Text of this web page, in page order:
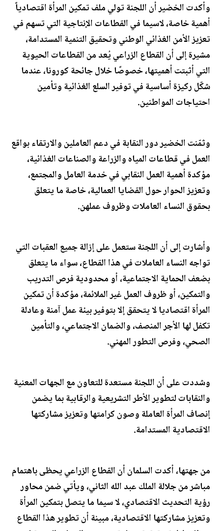
وأكدت الخضير أن اللجنة تولي ملف تمكين المرأة اقتصادياً
أهمية خاصة، لاسيما في القطاعات الإنتاجية التي تسهم في
تعزيز الأمن الغذائي الوطني وتحقيق التنمية المستدامة،
مشيرة إلى أن القطاع الزراعي يُعد من القطاعات الحيوية
التي أثبتت أهميتها، خصوصًا خلال جائحة كورونا، عندما
شكّل ركيزة أساسية في توفير السلع الغذائية وتأمين
احتياجات المواطنين.
وثمّنت الخضير دور النقابة في دعم العاملين والارتقاء بواقع
العمل في قطاعات المياه والزراعة والصناعات الغذائية،
مؤكدة أهمية العمل النقابي في خدمة العامل والمجتمع،
وتعزيز الحوار حول القضايا العمالية، خاصة ما يتعلق
بحقوق النساء العاملات وظروف عملهن.
وأشارت إلى أن اللجنة ستعمل على إزالة جميع العقبات التي
تواجه النساء العاملات في هذا القطاع، سواء ما يتعلق
بضعف الحماية الاجتماعية، أو محدودية فرص التدريب
والتمكين، أو ظروف العمل غير الملائمة، مؤكدة أن تمكين
المرأة اقتصاديا لا يتحقق إلا بتوفير بيئة عمل آمنة وعادلة
تكفل لها الأجر المنصف، والضمان الاجتماعي، والتأمين
الصحي، وفرص التطور المهني.
وشددت على أن اللجنة مستعدة للتعاون مع الجهات المعنية
والنقابات لتطوير الأطر التشريعية والرقابية بما يضمن
إنصاف المرأة العاملة وصون كرامتها وتعزيز مشاركتها
الاقتصادية المستدامة.
من جهتها، أكدت السلمان أن القطاع الزراعي يحظى باهتمام
مباشر من جلالة الملك عبد الله الثاني، ويأتي ضمن محاور
رؤية التحديث الاقتصادي، لا سيما ما يتصل بتمكين المرأة
وتعزيز مشاركتها الاقتصادية، مبينة أن تطوير هذا القطاع